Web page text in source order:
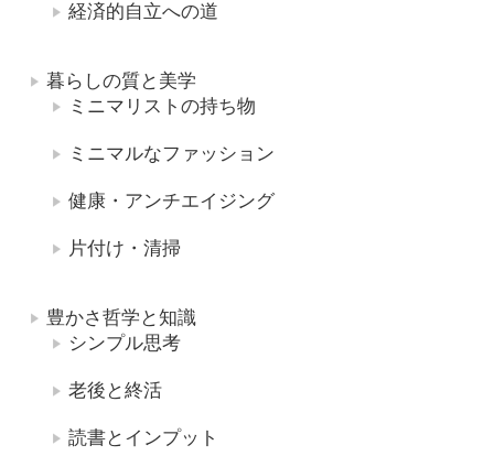
経済的自立への道
暮らしの質と美学
ミニマリストの持ち物
ミニマルなファッション
健康・アンチエイジング
片付け・清掃
豊かさ哲学と知識
シンプル思考
老後と終活
読書とインプット